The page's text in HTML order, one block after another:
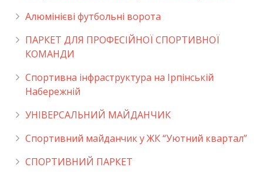
Алюмінієві футбольні ворота
ПАРКЕТ ДЛЯ ПРОФЕСІЙНОЇ СПОРТИВНОЇ
КОМАНДИ
Спортивна інфраструктура на Ірпінській
Набережній
УНІВЕРСАЛЬНИЙ МАЙДАНЧИК
Cпортивний майданчик у ЖК “Уютний квартал”
СПОРТИВНИЙ ПАРКЕТ